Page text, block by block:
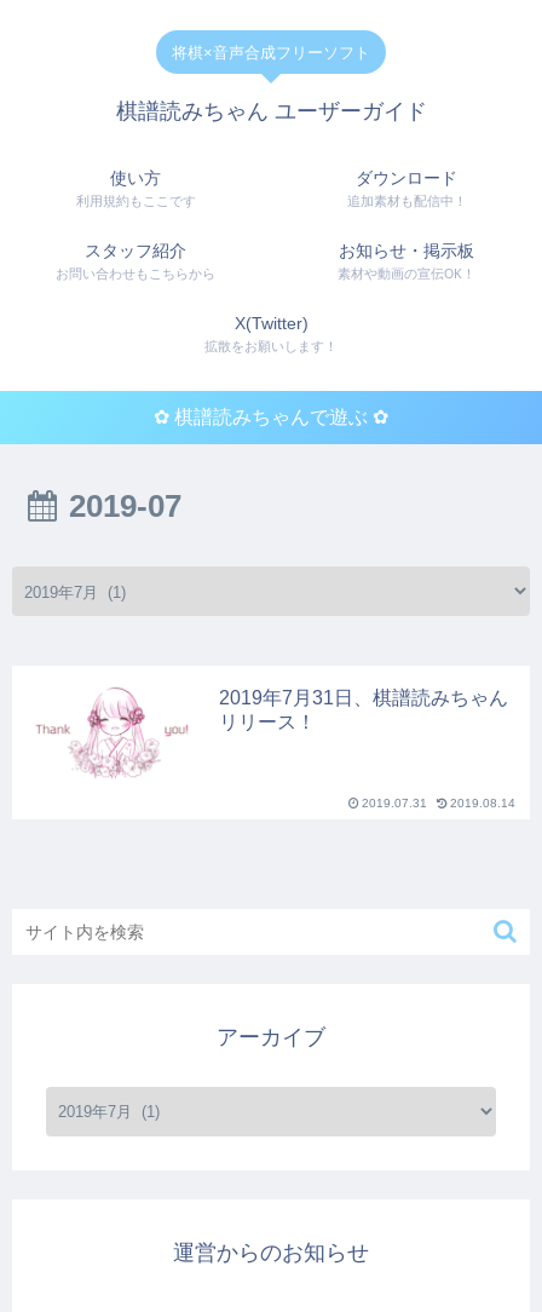
将棋×音声合成フリーソフト
棋譜読みちゃん ユーザーガイド
使い方
利用規約もここです
ダウンロード
追加素材も配信中！
スタッフ紹介
お問い合わせもこちらから
お知らせ・掲示板
素材や動画の宣伝OK！
X(Twitter)
拡散をお願いします！
✿ 棋譜読みちゃんで遊ぶ ✿
2019-07
2019年7月31日、棋譜読みちゃん
リリース！
2019.07.31 2019.08.14
アーカイブ
運営からのお知らせ